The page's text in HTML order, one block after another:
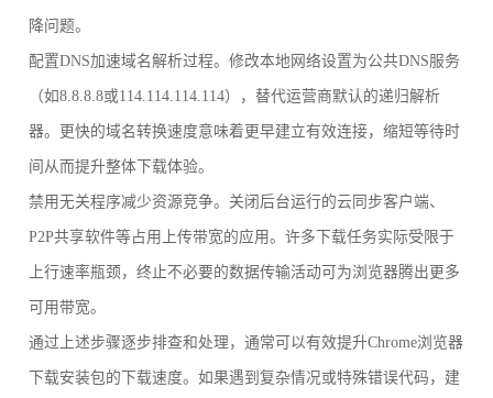
降问题。
配置DNS加速域名解析过程。修改本地网络设置为公共DNS服务
（如8.8.8.8或114.114.114.114），替代运营商默认的递归解析
器。更快的域名转换速度意味着更早建立有效连接，缩短等待时
间从而提升整体下载体验。
禁用无关程序减少资源竞争。关闭后台运行的云同步客户端、
P2P共享软件等占用上传带宽的应用。许多下载任务实际受限于
上行速率瓶颈，终止不必要的数据传输活动可为浏览器腾出更多
可用带宽。
通过上述步骤逐步排查和处理，通常可以有效提升Chrome浏览器
下载安装包的下载速度。如果遇到复杂情况或特殊错误代码，建